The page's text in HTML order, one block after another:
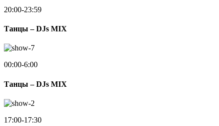
20:00-23:59
Танцы – DJs MIX
00:00-6:00
Танцы – DJs MIX
17:00-17:30